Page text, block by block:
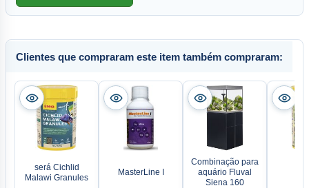
Clientes que compraram este item também compraram:
será Cichlid
Malawi Granules
MasterLine I
Combinação para
aquário Fluval
Siena 160